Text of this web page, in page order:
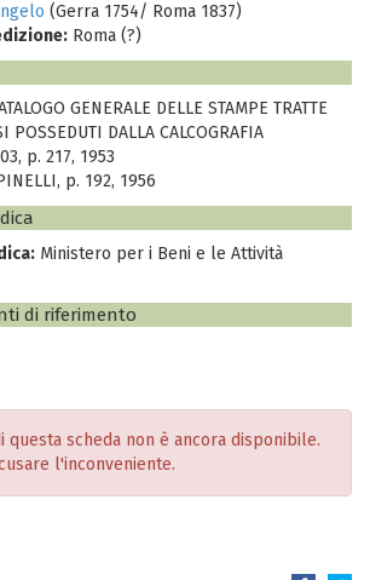
(Gerra 1754/ Roma 1837)
Roma (?)
GENERALE DELLE STAMPE TRATTE
POSSEDUTI DALLA CALCOGRAFIA
p. 217, 1953
p. 192, 1956
Ministero per i Beni e le Attività
di riferimento
questa scheda non è ancora disponibile.
l'inconveniente.